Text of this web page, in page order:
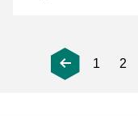
1 2